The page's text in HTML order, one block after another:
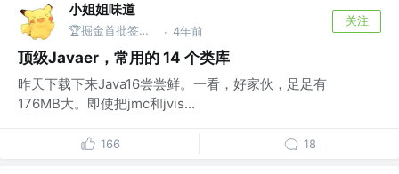
小姐姐味道
🏆掘金首批签约作者 @公众号：xjjdog · 4年前
关注
顶级Javaer，常用的 14 个类库
昨天下载下来Java16尝尝鲜。一看，好家伙，足足有
176MB大。即使把jmc和jvis...
166 18